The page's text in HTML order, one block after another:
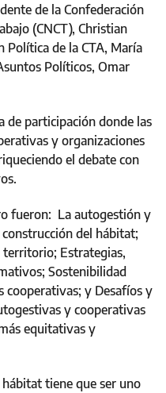
de la Confederación
(CNCT), Christian
Política de la CTA, María
Políticos, Omar
de participación donde las
y organizaciones
el debate con
fueron: La autogestión y
del hábitat;
territorio; Estrategias,
Sostenibilidad
cooperativas; y Desafíos y
y cooperativas
equitativas y
tiene que ser uno